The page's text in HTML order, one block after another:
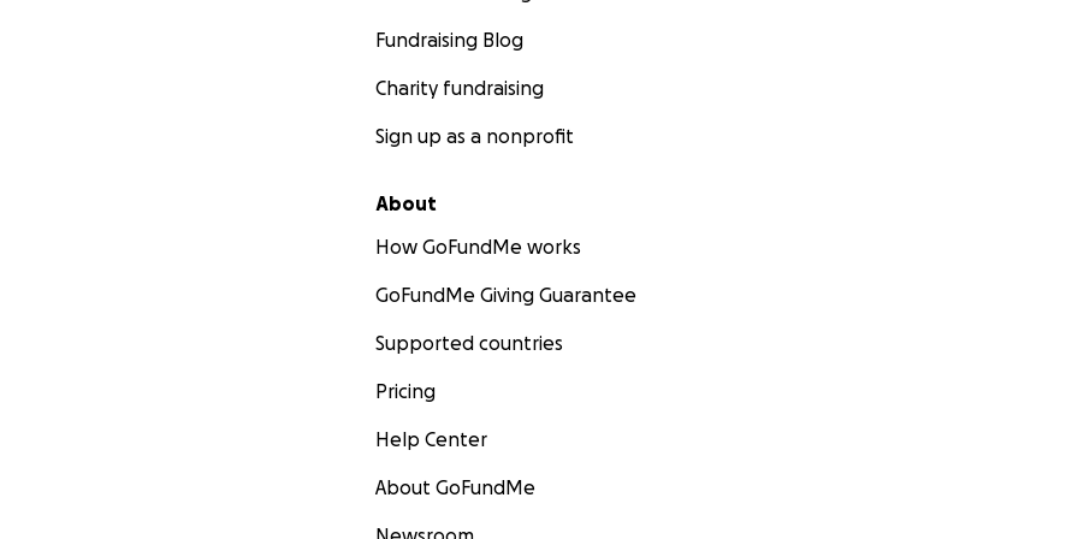
Fundraising Blog
Charity fundraising
Sign up as a nonprofit
About
How GoFundMe works
GoFundMe Giving Guarantee
Supported countries
Pricing
Help Center
About GoFundMe